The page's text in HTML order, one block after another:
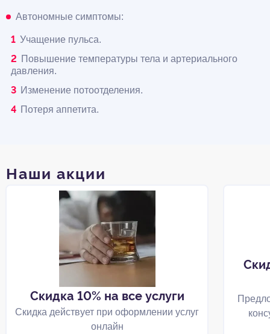
Автономные симптомы:
Учащение пульса.
Повышение температуры тела и артериального
давления.
Изменение потоотделения.
Потеря аппетита.
Наши акции
Скидка 10% на все услуги
Скидка действует при оформлении услуг
онлайн